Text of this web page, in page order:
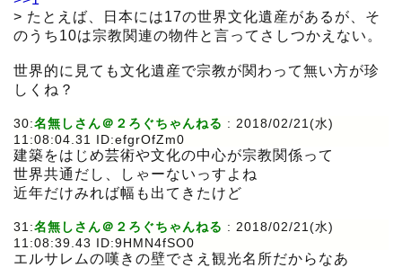
> たとえば、日本には17の世界文化遺産があるが、そ
のうち10は宗教関連の物件と言ってさしつかえない。
世界的に見ても文化遺産で宗教が関わって無い方が珍
しくね？
30:名無しさん＠２ろぐちゃんねる : 2018/02/21(水)
11:08:04.31 ID:efgrOfZm0
建築をはじめ芸術や文化の中心が宗教関係って
世界共通だし、しゃーないっすよね
近年だけみれば幅も出てきたけど
31:名無しさん＠２ろぐちゃんねる : 2018/02/21(水)
11:08:39.43 ID:9HMN4fSO0
エルサレムの嘆きの壁でさえ観光名所だからなあ